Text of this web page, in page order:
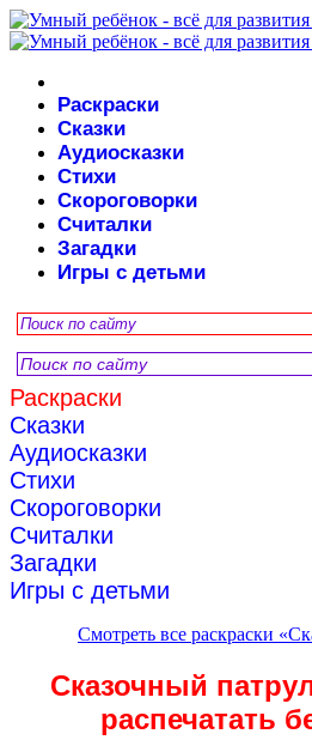
Раскраски
Сказки
Аудиосказки
Стихи
Скороговорки
Считалки
Загадки
Игры с детьми
Раскраски
Сказки
Аудиосказки
Стихи
Скороговорки
Считалки
Загадки
Игры с детьми
Смотреть все раскраски
Сказочный
распечатать